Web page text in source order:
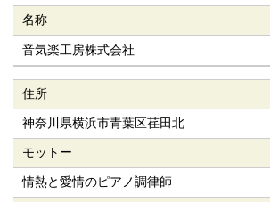
名称
音気楽工房株式会社
住所
神奈川県横浜市青葉区荏田北
モットー
情熱と愛情のピアノ調律師